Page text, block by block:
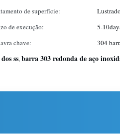
de superfície:
Lustrado
de execução:
5-
chave:
304
ss,barra 303 redonda de aço